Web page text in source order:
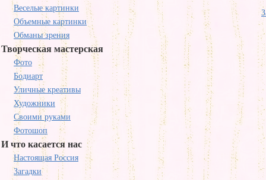
Веселые картинки
Объемные картинки
Обманы зрения
Творческая мастерская
Фото
Бодиарт
Уличные креативы
Художники
Своими руками
Фотошоп
И что касается нас
Настоящая Россия
Загадки